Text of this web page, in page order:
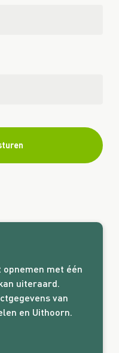
met één
uiteraard.
van
en Uithoorn.